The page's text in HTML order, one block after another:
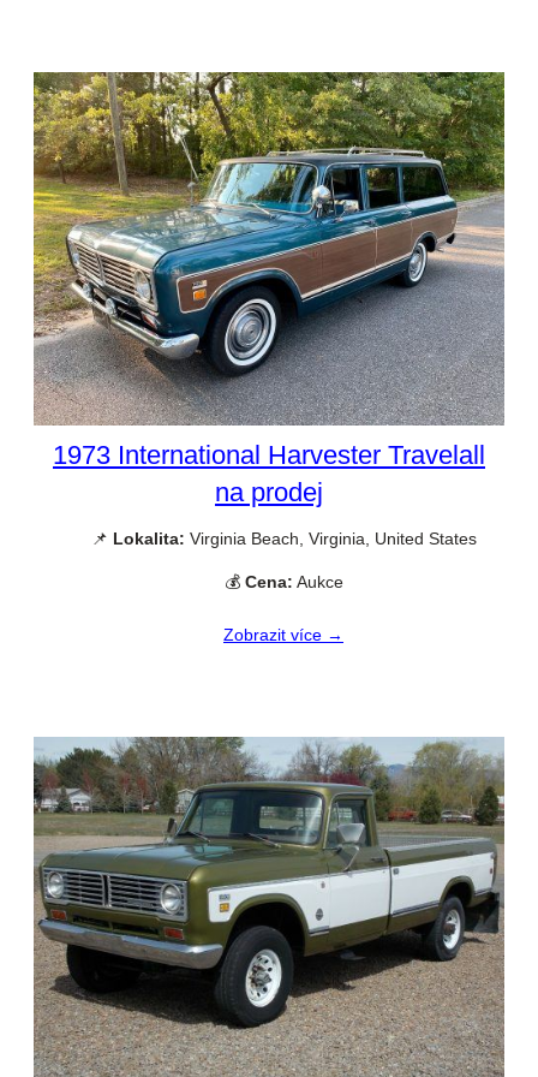
1973 International Harvester Travelall
na prodej
📌 Lokalita: Virginia Beach, Virginia, United States
💰 Cena: Aukce
Zobrazit více →